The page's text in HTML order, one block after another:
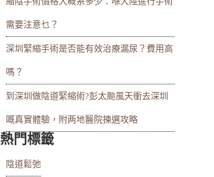
需要注意乜？
深圳緊縮手術是否能有效治療漏尿？費用高
嗎？
到深圳做陰道緊縮術?彭太颱風天衝去深圳
嘅真實體驗，附两地醫院揀選攻略
熱門標籤
陰道鬆弛